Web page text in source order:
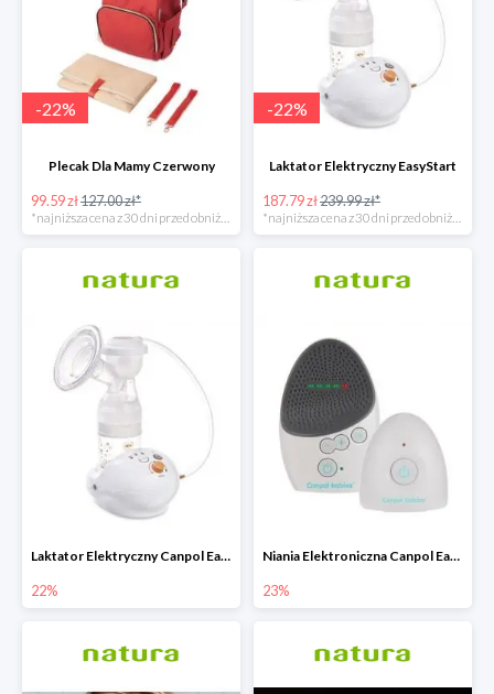
-22%
Plecak Dla Mamy Czerwony
99.59 zł127.00 zł*
-22%
Laktator Elektryczny EasyStart
187.79 zł239.99 zł*
Laktator Elektryczny Canpol Easy Start -22%
22%
Niania Elektroniczna Canpol EasyStart
23%